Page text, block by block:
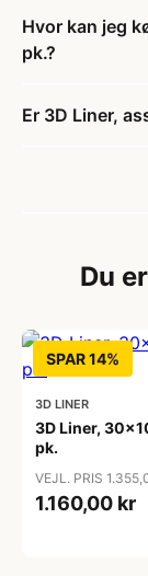
Hvor kan jeg
pk.?
Er 3D Liner,
Du
SPAR 14%
3D LINER
3D Liner,
pk.
VEJL. PRIS
1.160,00 kr